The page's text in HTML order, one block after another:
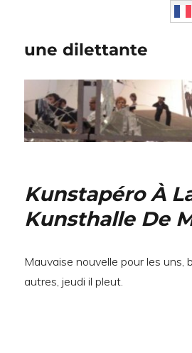
une dilettante
Kunstapéro À
Kunsthalle De
Mauvaise nouvelle pour les uns,
autres, jeudi il pleut.